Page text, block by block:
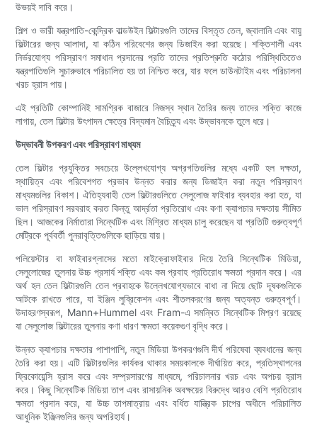
উভয়ই দাবি করে।
শিল্প ও ভারী যন্ত্রপাতি-কেন্দ্রিক বাল্ডউইন ফিল্টারগুলি তাদের বিস্তৃত তেল, জ্বালানি এবং বায়ু
ফিল্টারের জন্য আলাদা, যা কঠিন পরিবেশের জন্য ডিজাইন করা হয়েছে। শক্তিশালী এবং
নির্ভরযোগ্য পরিস্রাবণ সমাধান প্রদানের প্রতি তাদের প্রতিশ্রুতি কঠোর পরিস্থিতিতেও
যন্ত্রপাতিগুলি সুচারুভাবে পরিচালিত হয় তা নিশ্চিত করে, যার ফলে ডাউনটাইম এবং পরিচালনা
খরচ হ্রাস পায়।
এই প্রতিটি কোম্পানিই সামগ্রিক বাজারে নিজস্ব স্থান তৈরির জন্য তাদের শক্তি কাজে
লাগায়, তেল ফিল্টার উৎপাদন ক্ষেত্রে বিদ্যমান বৈচিত্র্য এবং উদ্ভাবনকে তুলে ধরে।
উদ্ভাবনী উপকরণ এবং পরিস্রাবণ মাধ্যম
তেল ফিল্টার প্রযুক্তির সবচেয়ে উল্লেখযোগ্য অগ্রগতিগুলির মধ্যে একটি হল দক্ষতা,
স্থায়িত্ব এবং পরিবেশগত প্রভাব উন্নত করার জন্য ডিজাইন করা নতুন পরিস্রাবণ
মাধ্যমগুলির বিকাশ। ঐতিহ্যবাহী তেল ফিল্টারগুলিতে সেলুলোজ ফাইবার ব্যবহার করা হত, যা
ভাল পরিস্রাবণ সরবরাহ করত কিন্তু আর্দ্রতা প্রতিরোধ এবং কণা ক্যাপচার দক্ষতায় সীমিত
ছিল। আজকের নির্মাতারা সিন্থেটিক এবং মিশ্রিত মাধ্যম চালু করেছেন যা প্রতিটি গুরুত্বপূর্ণ
মেট্রিকে পূর্ববর্তী পুনরাবৃত্তিগুলিকে ছাড়িয়ে যায়।
পলিয়েস্টার বা ফাইবারগ্লাসের মতো মাইক্রোফাইবার দিয়ে তৈরি সিন্থেটিক মিডিয়া,
সেলুলোজের তুলনায় উচ্চ প্রসার্য শক্তি এবং কম প্রবাহ প্রতিরোধ ক্ষমতা প্রদান করে। এর
অর্থ হল তেল ফিল্টারগুলি তেল প্রবাহকে উল্লেখযোগ্যভাবে বাধা না দিয়ে ছোট দূষকগুলিকে
আটকে রাখতে পারে, যা ইঞ্জিন লুব্রিকেশন এবং শীতলকরণের জন্য অত্যন্ত গুরুত্বপূর্ণ।
উদাহরণস্বরূপ, Mann+Hummel এবং Fram-এ সমন্বিত সিন্থেটিক মিশ্রণ রয়েছে
যা সেলুলোজ ফিল্টারের তুলনায় কণা ধারণ ক্ষমতা কয়েকগুণ বৃদ্ধি করে।
উন্নত ক্যাপচার দক্ষতার পাশাপাশি, নতুন মিডিয়া উপকরণগুলি দীর্ঘ পরিষেবা ব্যবধানের জন্য
তৈরি করা হয়। এটি ফিল্টারগুলির কার্যকর থাকার সময়কালকে দীর্ঘায়িত করে, প্রতিস্থাপনের
ফ্রিকোয়েন্সি হ্রাস করে এবং সম্প্রসারণের মাধ্যমে, পরিচালনার খরচ এবং অপচয় হ্রাস
করে। কিছু সিন্থেটিক মিডিয়া তাপ এবং রাসায়নিক অবক্ষয়ের বিরুদ্ধে আরও বেশি প্রতিরোধ
ক্ষমতা প্রদান করে, যা উচ্চ তাপমাত্রায় এবং বর্ধিত যান্ত্রিক চাপের অধীনে পরিচালিত
আধুনিক ইঞ্জিনগুলির জন্য অপরিহার্য।